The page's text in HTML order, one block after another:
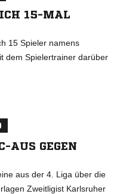
15-MAL
15 Spieler namens
dem Spielertrainer darüber
AUS GEGEN
aus der 4. Liga über die
Zweitligist Karlsruher